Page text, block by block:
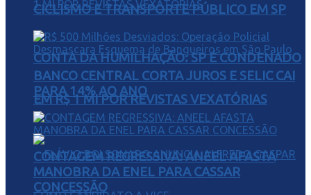
CONTA DA HUMILHAÇÃO: SP É CONDENADO
EM R$ 1 MI POR REVISTAS VEXATÓRIAS
CICLISMO E TRANSPORTE PÚBLICO EM SP
BANCO CENTRAL CORTA JUROS E SELIC CAI
PARA 14% AO ANO
CONTAGEM REGRESSIVA: ANEEL AFASTA
MANOBRA DA ENEL PARA CASSAR
CONCESSÃO